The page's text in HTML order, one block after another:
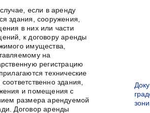
если в аренду
здания, сооружения,
в них или части
к договору аренды
имущества,
на
регистрацию
технические
здания,
и помещения с
размера арендуемой
Договор аренды